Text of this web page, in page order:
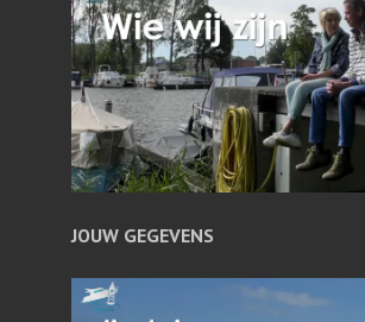
JOUW GEGEVENS